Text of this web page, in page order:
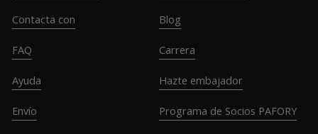
Contacta con
FAQ
Ayuda
Envío
Blog
Carrera
Hazte embajador
Programa de Socios PAFORY